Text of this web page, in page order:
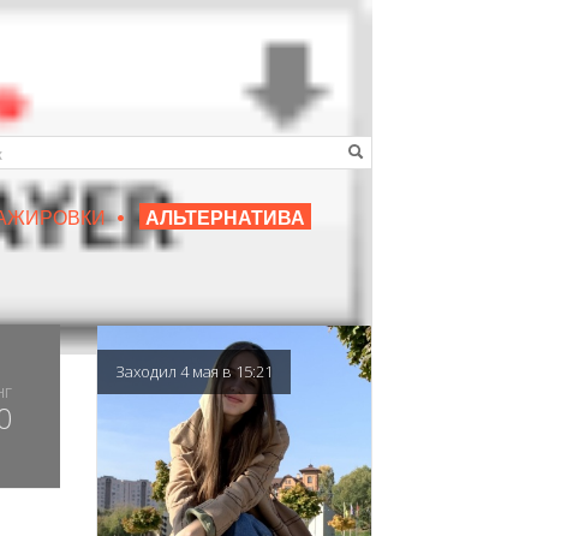
• АЛЬТЕРНАТИВА
| ЛЮБИМЫЙ ПРЕПОДАВАТЕЛЬ
Заходил 4 мая в 15:21